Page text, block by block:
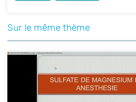
Sur le même thème